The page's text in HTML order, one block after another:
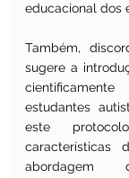
educacional dos
Também,
sugere a
estudantes
este
características